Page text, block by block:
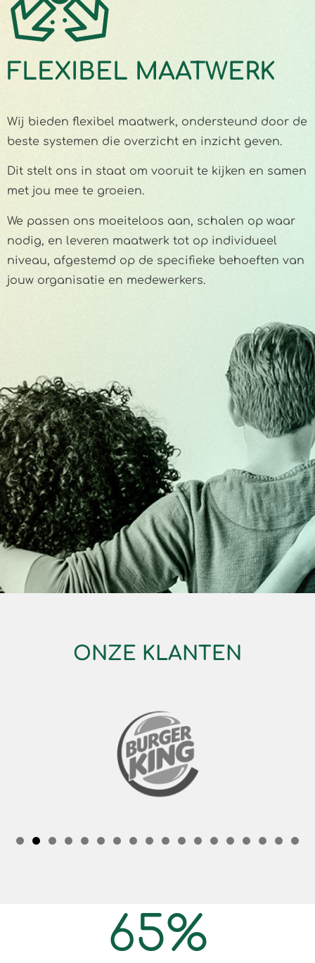
FLEXIBEL MAATWERK
Wij bieden flexibel maatwerk, ondersteund door de
beste systemen die overzicht en inzicht geven.
Dit stelt ons in staat om vooruit te kijken en samen
met jou mee te groeien.
We passen ons moeiteloos aan, schalen op waar
nodig, en leveren maatwerk tot op individueel
niveau, afgestemd op de specifieke behoeften van
jouw organisatie en medewerkers.
ONZE KLANTEN
65%